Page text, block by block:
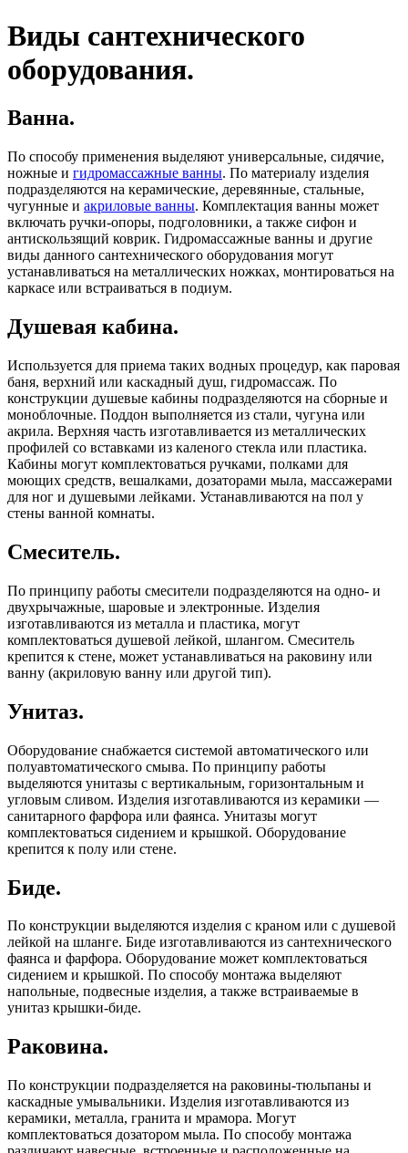
Виды сантехнического
оборудования.
Ванна.
По способу применения выделяют универсальные, сидячие,
ножные и гидромассажные ванны. По материалу изделия
подразделяются на керамические, деревянные, стальные,
чугунные и акриловые ванны. Комплектация ванны может
включать ручки-опоры, подголовники, а также сифон и
антискользящий коврик. Гидромассажные ванны и другие
виды данного сантехнического оборудования могут
устанавливаться на металлических ножках, монтироваться на
каркасе или встраиваться в подиум.
Душевая кабина.
Используется для приема таких водных процедур, как паровая
баня, верхний или каскадный душ, гидромассаж. По
конструкции душевые кабины подразделяются на сборные и
моноблочные. Поддон выполняется из стали, чугуна или
акрила. Верхняя часть изготавливается из металлических
профилей со вставками из каленого стекла или пластика.
Кабины могут комплектоваться ручками, полками для
моющих средств, вешалками, дозаторами мыла, массажерами
для ног и душевыми лейками. Устанавливаются на пол у
стены ванной комнаты.
Смеситель.
По принципу работы смесители подразделяются на одно- и
двухрычажные, шаровые и электронные. Изделия
изготавливаются из металла и пластика, могут
комплектоваться душевой лейкой, шлангом. Смеситель
крепится к стене, может устанавливаться на раковину или
ванну (акриловую ванну или другой тип).
Унитаз.
Оборудование снабжается системой автоматического или
полуавтоматического смыва. По принципу работы
выделяются унитазы с вертикальным, горизонтальным и
угловым сливом. Изделия изготавливаются из керамики —
санитарного фарфора или фаянса. Унитазы могут
комплектоваться сидением и крышкой. Оборудование
крепится к полу или стене.
Биде.
По конструкции выделяются изделия с краном или с душевой
лейкой на шланге. Биде изготавливаются из сантехнического
фаянса и фарфора. Оборудование может комплектоваться
сидением и крышкой. По способу монтажа выделяют
напольные, подвесные изделия, а также встраиваемые в
унитаз крышки-биде.
Раковина.
По конструкции подразделяется на раковины-тюльпаны и
каскадные умывальники. Изделия изготавливаются из
керамики, металла, гранита и мрамора. Могут
комплектоваться дозатором мыла. По способу монтажа